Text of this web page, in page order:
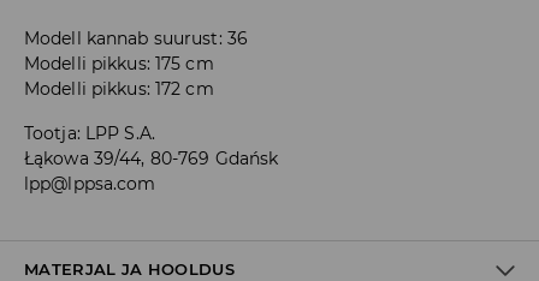
Modell kannab suurust: 36
Modelli pikkus: 175 cm
Modelli pikkus: 172 cm
Tootja: LPP S.A.
Łąkowa 39/44, 80-769 Gdańsk
lpp@lppsa.com
MATERJAL JA HOOLDUS